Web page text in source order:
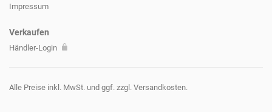
Impressum
Verkaufen
Händler-Login
Alle Preise inkl. MwSt. und ggf. zzgl. Versandkosten.